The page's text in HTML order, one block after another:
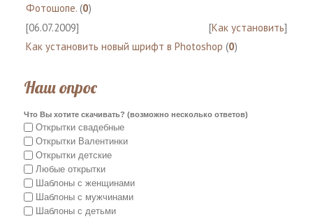
Фотошопе. (0)
[06.07.2009]
[Как установить]
Как установить новый шрифт в Photoshop (0)
Наш опрос
Что Вы хотите скачивать? (возможно несколько ответов)
Открытки свадебные
Открытки Валентинки
Открытки детские
Любые открытки
Шаблоны с женщинами
Шаблоны с мужчинами
Шаблоны с детьми